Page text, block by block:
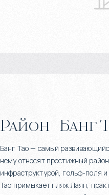
Район Банг
Банг Тао — самый
нему относят престижный
инфраструктурой, гольф-поля
Тао примыкает пляж Лаян,